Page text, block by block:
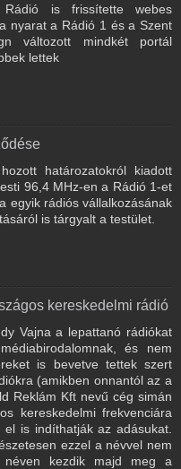
is frissítette webes
nyarat a Rádió 1 és a Szent
változott mindkét portál
lettek
határozatokról kiadott
96,4 MHz-en a Rádió 1-et
egyik rádiós vállalkozásának
is tárgyalt a testület.
kereskedelmi rádió
Vajna a lepattanó rádiókat
és nem
is bevetve tettek szert
(amikben onnantól az a
Reklám Kft nevű cég simán
kereskedelmi frekvenciára
is indíthatják az adásukat.
ezzel a névvel nem
kezdik majd meg a